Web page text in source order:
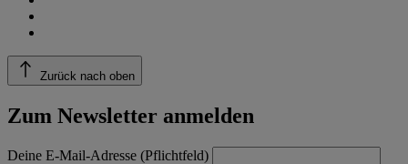
Zurück nach oben
Zum Newsletter anmelden
Deine E-Mail-Adresse (Pflichtfeld)